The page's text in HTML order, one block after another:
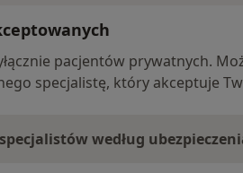
pacjentów prywatnych.
specjalistę, który akceptuje
według